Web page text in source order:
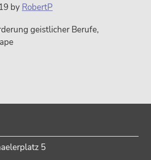
by RobertP
geistlicher Berufe,
5